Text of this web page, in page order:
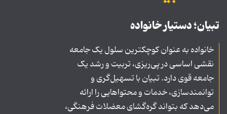
تبیان؛ دستیار خانواده
خانواده به عنوان کوچکترین سلول یک جامعه
نقشی اساسی در پی‌ریزی، تربیت و رشد یک
جامعه قوی دارد. تبیان با تسهیل‌گری و
توانمندسازی، خدمات و محتواهایی را ارائه
می‌دهد که بتواند گره‌گشای معضلات فرهنگی،